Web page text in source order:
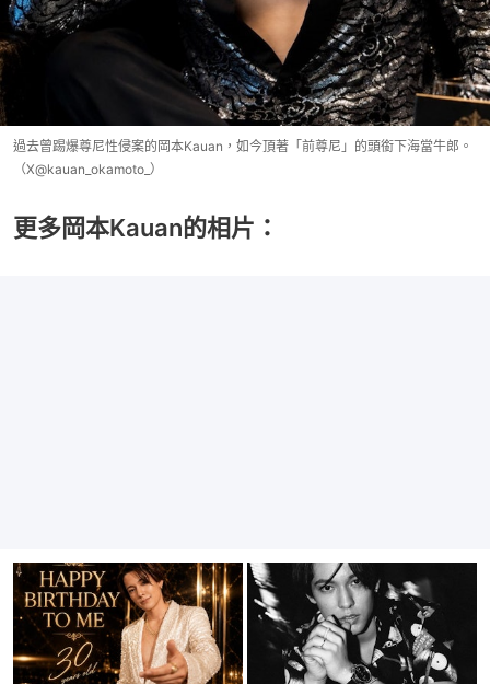
過去曾踢爆尊尼性侵案的岡本Kauan，如今頂著「前尊尼」的頭銜下海當牛郎。
（X@kauan_okamoto_）
更多岡本Kauan的相片：